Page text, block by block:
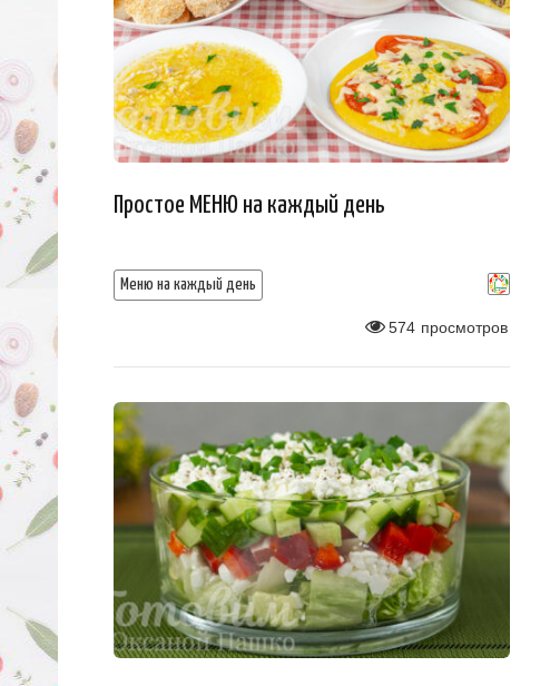
Простое МЕНЮ на каждый день
Меню на каждый день
574 просмотров